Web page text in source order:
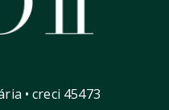
• creci 45473